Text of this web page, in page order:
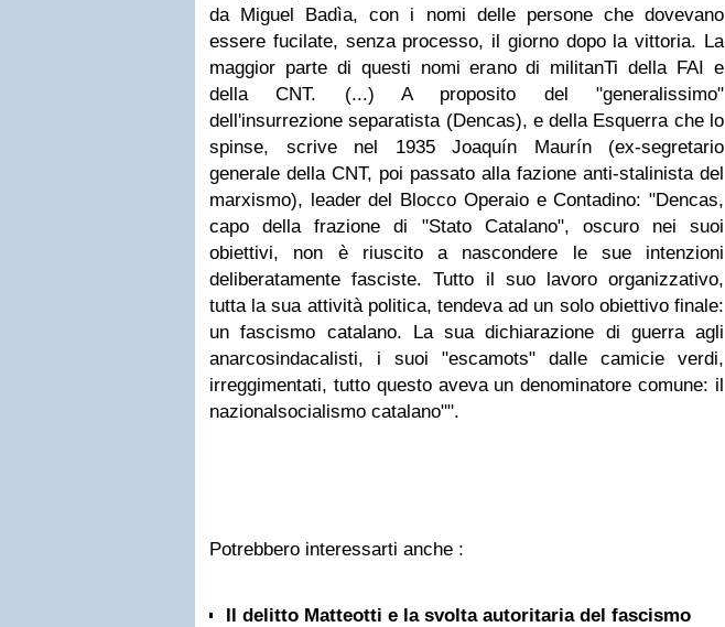
da Miguel Badìa, con i nomi delle persone che dovevano
essere fucilate, senza processo, il giorno dopo la vittoria. La
maggior parte di questi nomi erano di militanTi della FAI e
della CNT. (...) A proposito del "generalissimo"
dell'insurrezione separatista (Dencas), e della Esquerra che lo
spinse, scrive nel 1935 Joaquín Maurín (ex-segretario
generale della CNT, poi passato alla fazione anti-stalinista del
marxismo), leader del Blocco Operaio e Contadino: "Dencas,
capo della frazione di "Stato Catalano", oscuro nei suoi
obiettivi, non è riuscito a nascondere le sue intenzioni
deliberatamente fasciste. Tutto il suo lavoro organizzativo,
tutta la sua attività politica, tendeva ad un solo obiettivo finale:
un fascismo catalano. La sua dichiarazione di guerra agli
anarcosindacalisti, i suoi "escamots" dalle camicie verdi,
irreggimentati, tutto questo aveva un denominatore comune: il
nazionalsocialismo catalano"".
Potrebbero interessarti anche :
Il delitto Matteotti e la svolta autoritaria del fascismo